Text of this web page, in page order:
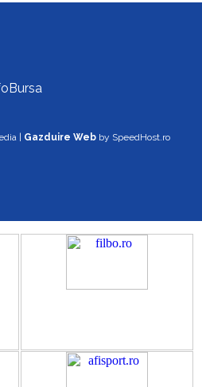
| Gazduire Web by SpeedHost.ro